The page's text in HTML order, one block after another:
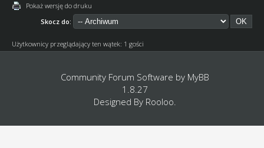
Pokaż wersję do druku
Skocz do:
Użytkownicy przeglądający ten wątek: 1 gości
Community Forum Software by MyBB
1.8.27
Designed By Rooloo